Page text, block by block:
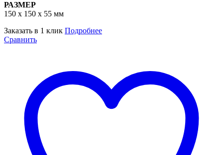
РАЗМЕР
150 х 150 x 55 мм
Заказать в 1 клик Подробнее
Сравнить